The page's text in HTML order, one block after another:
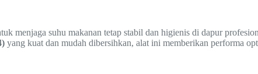
menjaga suhu makanan tetap stabil dan higienis di dapur
yang kuat dan mudah dibersihkan, alat ini memberikan performa